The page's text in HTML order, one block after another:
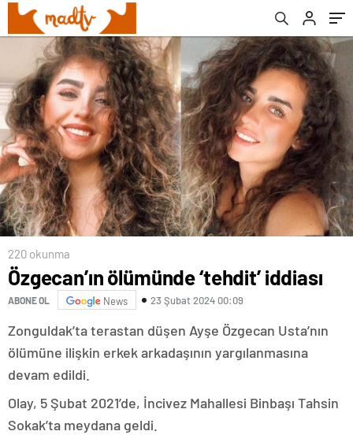
220 okunma
Özgecan’ın ölümünde ‘tehdit’ iddiası
ABONE OL News 23 Şubat 2024 00:09
Zonguldak’ta terastan düşen Ayşe Özgecan Usta’nın
ölümüne ilişkin erkek arkadaşının yargılanmasına
devam edildi.
Olay, 5 Şubat 2021’de, İncivez Mahallesi Binbaşı Tahsin
Sokak’ta meydana geldi.